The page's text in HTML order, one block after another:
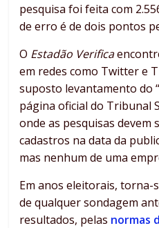
pesquisa foi feita com
de erro é de dois pontos
O Estadão Verifica
em redes como Twitter e
suposto levantamento do
página oficial do Tribunal
onde as pesquisas devem
cadastros na data da
mas nenhum de uma
Em anos eleitorais,
de qualquer sondagem
resultados, pelas normas